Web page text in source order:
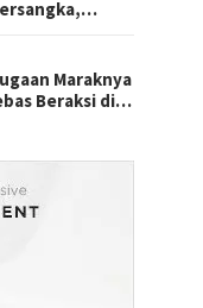
Maraknya
Beraksi di